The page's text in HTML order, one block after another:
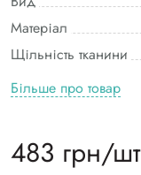
Матеріал
Щільність тканини
Більше про товар
483 грн/шт